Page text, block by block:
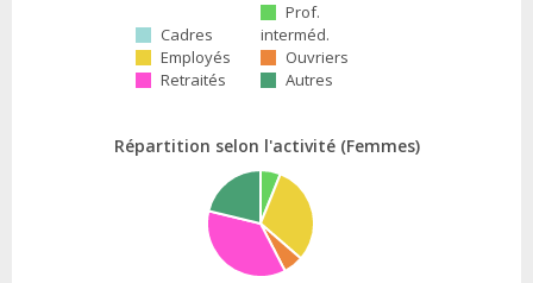
Cadres
Prof.
interméd.
Employés
Ouvriers
Retraités
Autres
Répartition selon l'activité (Femmes)